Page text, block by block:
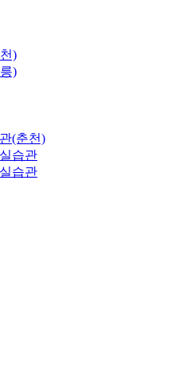
)
)
(춘천)
습관
습관